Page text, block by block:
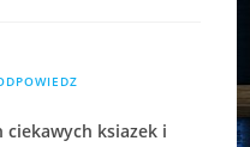
ksiazek i